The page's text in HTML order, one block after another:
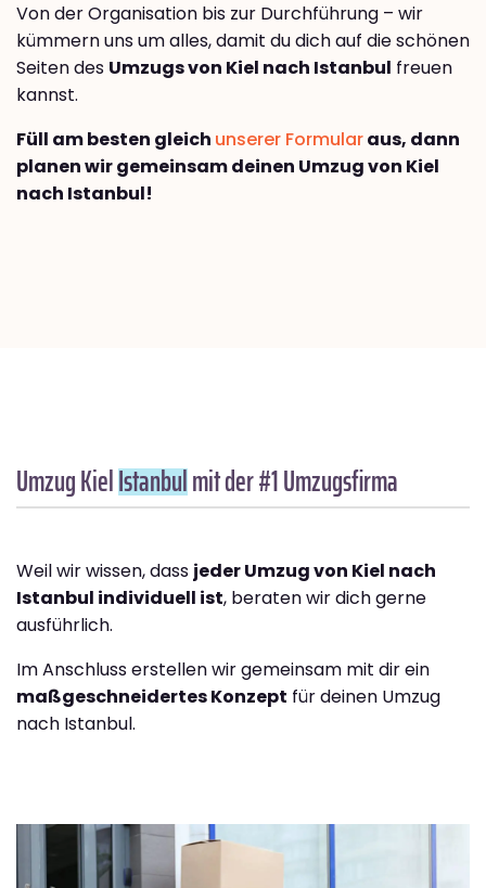
Von der Organisation bis zur Durchführung – wir
kümmern uns um alles, damit du dich auf die schönen
Seiten des Umzugs von Kiel nach Istanbul freuen
kannst.
Füll am besten gleich unserer Formularaus, dann
planen wir gemeinsam deinen Umzug von Kiel
nach Istanbul!
Umzug KielIstanbulmit der #1 Umzugsfirma
Weil wir wissen, dass jeder Umzug von Kiel nach
Istanbul individuell ist, beraten wir dich gerne
ausführlich.
Im Anschluss erstellen wir gemeinsam mit dir ein
maßgeschneidertes Konzept für deinen Umzug
nach Istanbul.